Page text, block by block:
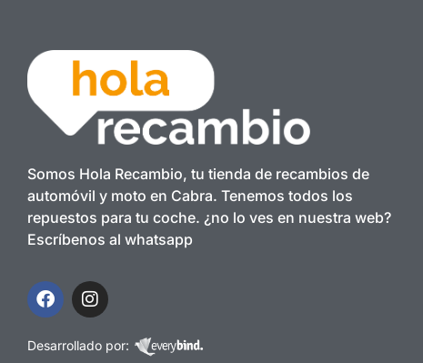
Somos Hola Recambio, tu tienda de recambios de
automóvil y moto en Cabra. Tenemos todos los
repuestos para tu coche. ¿no lo ves en nuestra web?
Escríbenos al whatsapp
Desarrollado por: